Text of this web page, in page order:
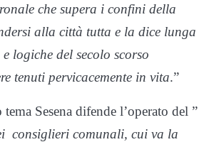
che supera i confini della
alla città tutta e la dice lunga
logiche del secolo scorso
tenuti pervicacemente in vita.”
tema Sesena difende l’operato del ”
consiglieri comunali, cui va la